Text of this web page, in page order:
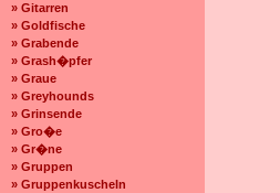
» Gitarren
» Goldfische
» Grabende
» Grash�pfer
» Graue
» Greyhounds
» Grinsende
» Gro�e
» Gr�ne
» Gruppen
» Gruppenkuscheln